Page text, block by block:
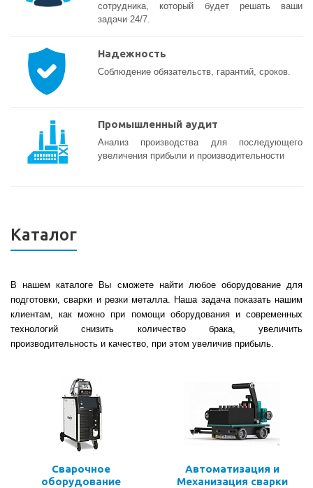
сотрудника, который будет решать ваши
задачи 24/7.
Надежность
Соблюдение обязательств, гарантий, сроков.
Промышленный аудит
Анализ производства для последующего
увеличения прибыли и производительности
Каталог
В нашем каталоге Вы сможете найти любое оборудование для
подготовки, сварки и резки металла. Наша задача показать нашим
клиентам, как можно при помощи оборудования и современных
технологийснизить количество брака, увеличить
производительность и качество, при этом увеличив прибыль.
Сварочное
оборудование
Автоматизация и
Механизация сварки